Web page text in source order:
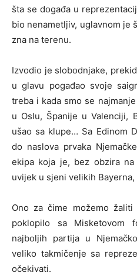
šta se događa u
bio nenametljiv, uglavnom je
zna na terenu.
Izvodio je slobodnjake,
u glavu pogađao svoje
treba i kada smo se
u Oslu, Španije u Valenciji,
ušao sa klupe… Sa Edinom
do naslova prvaka
ekipa koja je, bez obzira
uvijek u sjeni velikih
Ono za čime možemo
poklopilo sa Misketovom
najboljih partija u
veliko takmičenje sa
očekivati.